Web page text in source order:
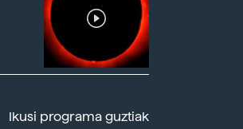
Ikusi programa guztiak